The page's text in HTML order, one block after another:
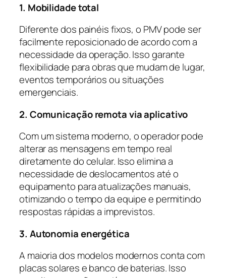
1. Mobilidade total
Diferente dos painéis fixos, o PMV pode ser
facilmente reposicionado de acordo com a
necessidade da operação. Isso garante
flexibilidade para obras que mudam de lugar,
eventos temporários ou situações
emergenciais.
2. Comunicação remota via aplicativo
Com um sistema moderno, o operador pode
alterar as mensagens em tempo real
diretamente do celular. Isso elimina a
necessidade de deslocamentos até o
equipamento para atualizações manuais,
otimizando o tempo da equipe e permitindo
respostas rápidas a imprevistos.
3. Autonomia energética
A maioria dos modelos modernos conta com
placas solares e banco de baterias. Isso